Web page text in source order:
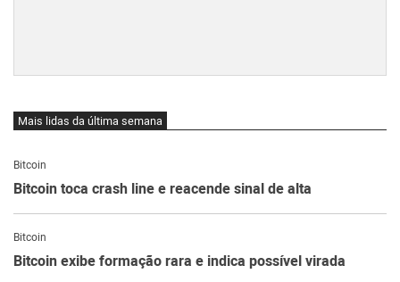
Mais lidas da última semana
Bitcoin
Bitcoin toca crash line e reacende sinal de alta
Bitcoin
Bitcoin exibe formação rara e indica possível virada